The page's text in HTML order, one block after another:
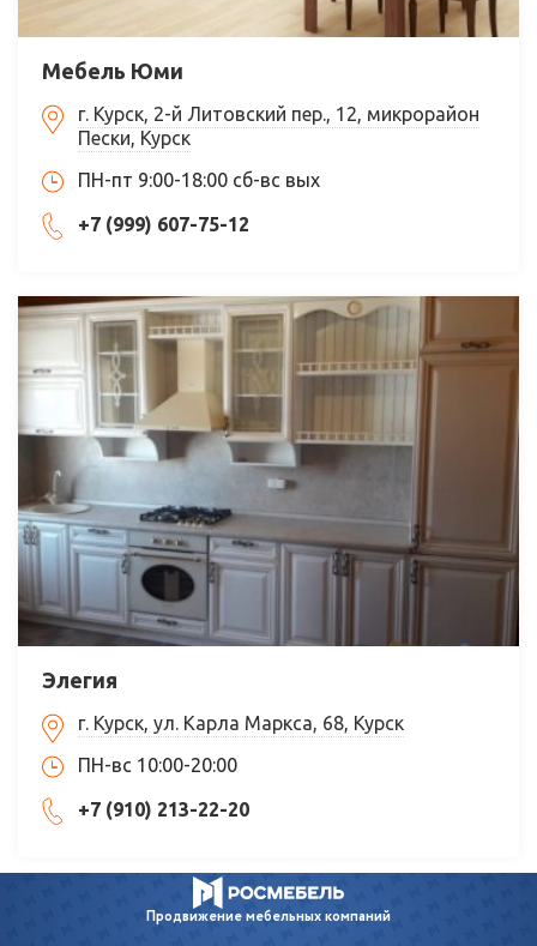
Мебель Юми
г. Курск, 2-й Литовский пер., 12, микрорайон
Пески, Курск
ПН-пт 9:00-18:00 сб-вс вых
+7 (999) 607-75-12
Элегия
г. Курск, ул. Карла Маркса, 68, Курск
ПН-вс 10:00-20:00
+7 (910) 213-22-20
Продвижениемебельных компаний